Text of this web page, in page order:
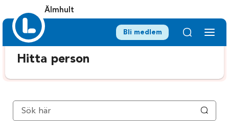
Älmhult
Bli medlem
Hitta person